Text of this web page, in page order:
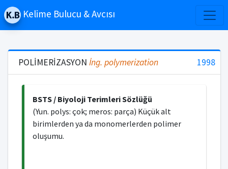
Kelime Bulucu & Avcısı
POLİMERİZASYON İng. polymerization 1998
BSTS / Biyoloji Terimleri Sözlüğü
(Yun. polys: çok; meros: parça) Küçük alt
birimlerden ya da monomerlerden polimer
oluşumu.